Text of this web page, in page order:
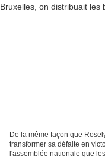
De la même façon que
transformer sa défaite en
l'assemblée nationale que